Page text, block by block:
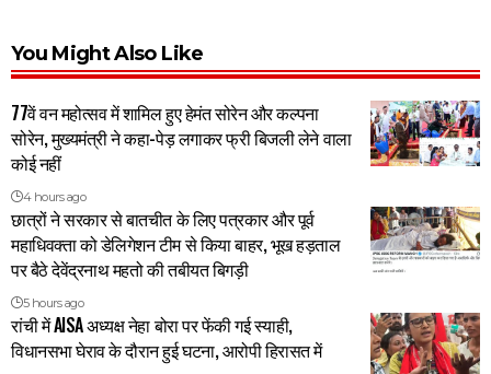
You Might Also Like
77वें वन महोत्सव में शामिल हुए हेमंत सोरेन और कल्पना
सोरेन, मुख्यमंत्री ने कहा-पेड़ लगाकर फ्री बिजली लेने वाला
कोई नहीं
4 hours ago
छात्रों ने सरकार से बातचीत के लिए पत्रकार और पूर्व
महाधिवक्ता को डेलिगेशन टीम से किया बाहर, भूख हड़ताल
पर बैठे देवेंद्रनाथ महतो की तबीयत बिगड़ी
5 hours ago
रांची में AISA अध्यक्ष नेहा बोरा पर फेंकी गई स्याही,
विधानसभा घेराव के दौरान हुई घटना, आरोपी हिरासत में